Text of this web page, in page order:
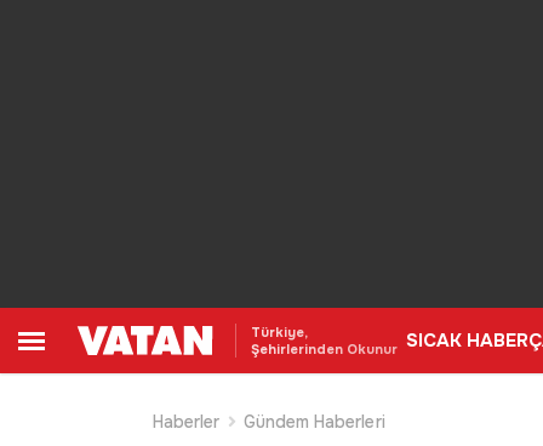
Türkiye,
Şehirlerinden Okunur SICAK HABER
Haberler Gündem Haberleri